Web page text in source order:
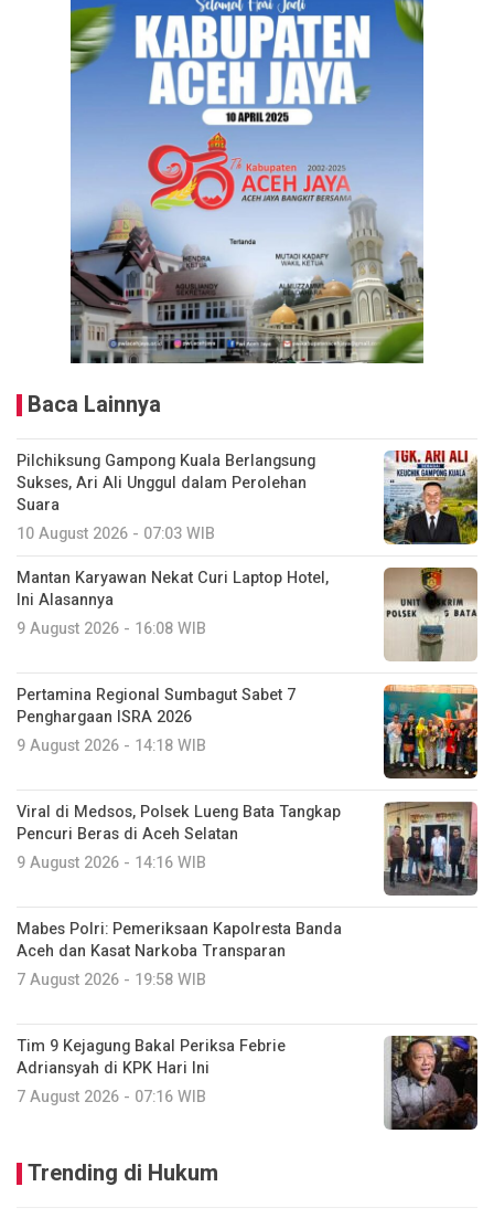
Baca Lainnya
Pilchiksung Gampong Kuala Berlangsung
Sukses, Ari Ali Unggul dalam Perolehan
Suara
10 August 2026 - 07:03 WIB
Mantan Karyawan Nekat Curi Laptop Hotel,
Ini Alasannya
9 August 2026 - 16:08 WIB
Pertamina Regional Sumbagut Sabet 7
Penghargaan ISRA 2026
9 August 2026 - 14:18 WIB
Viral di Medsos, Polsek Lueng Bata Tangkap
Pencuri Beras di Aceh Selatan
9 August 2026 - 14:16 WIB
Mabes Polri: Pemeriksaan Kapolresta Banda
Aceh dan Kasat Narkoba Transparan
7 August 2026 - 19:58 WIB
Tim 9 Kejagung Bakal Periksa Febrie
Adriansyah di KPK Hari Ini
7 August 2026 - 07:16 WIB
Trending di Hukum